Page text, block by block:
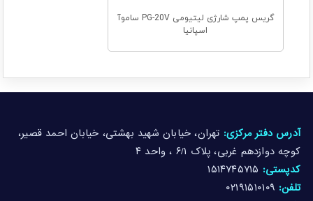
گریس پمپ شارژی لیتیومی PG-20V ساموآ
اسپانیا
آدرس دفتر مرکزی: تهران، خیابان شهید بهشتی، خیابان احمد قصیر،
کوچه دوازدهم غربی، پلاک ۶/۱ ، واحد ۴
کدپستی: ۱۵۱۴۷۴۵۷۱۵
تلفن: ۰۲۱۹۱۵۱۰۱۰۹